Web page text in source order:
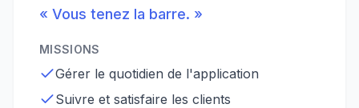
« Vous tenez la barre. »
MISSIONS
Gérer le quotidien de l'application
Suivre et satisfaire les clients